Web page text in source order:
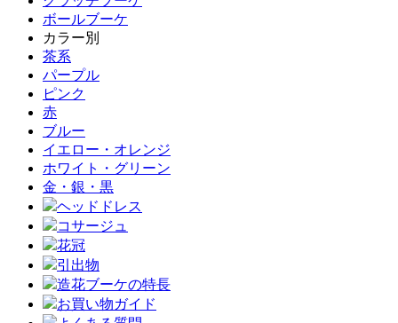
ボールブーケ
カラー別
茶系
パープル
ピンク
赤
ブルー
イエロー・オレンジ
ホワイト・グリーン
金・銀・黒
ヘッドドレス
コサージュ
花冠
引出物
造花ブーケの特長
お買い物ガイド